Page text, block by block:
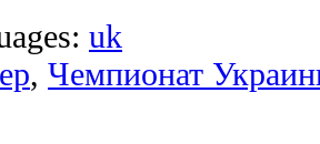
uk
, Чемпионат